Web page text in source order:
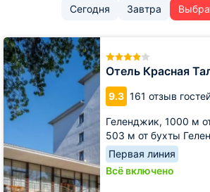
Сегодня Завтра
Отель Красная
9.3 161 отзыв
Геленджик, 1000 м
503 м от бухты
Первая линия
Всё включено
Отель
Красная
Талка
2